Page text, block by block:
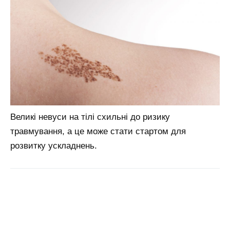
Великі невуси на тілі схильні до ризику
травмування, а це може стати стартом для
розвитку ускладнень.